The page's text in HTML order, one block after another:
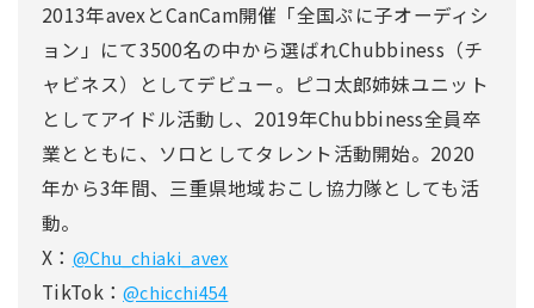
2013年avexとCanCam開催「全国ぷに子オーディシ
ョン」にて3500名の中から選ばれChubbiness（チ
ャビネス）としてデビュー。ピコ太郎姉妹ユニット
としてアイドル活動し、2019年Chubbiness全員卒
業とともに、ソロとしてタレント活動開始。2020
年から3年間、三重県地域おこし協力隊としても活
動。
X： @Chu_chiaki_avex
TikTok：@chicchi454